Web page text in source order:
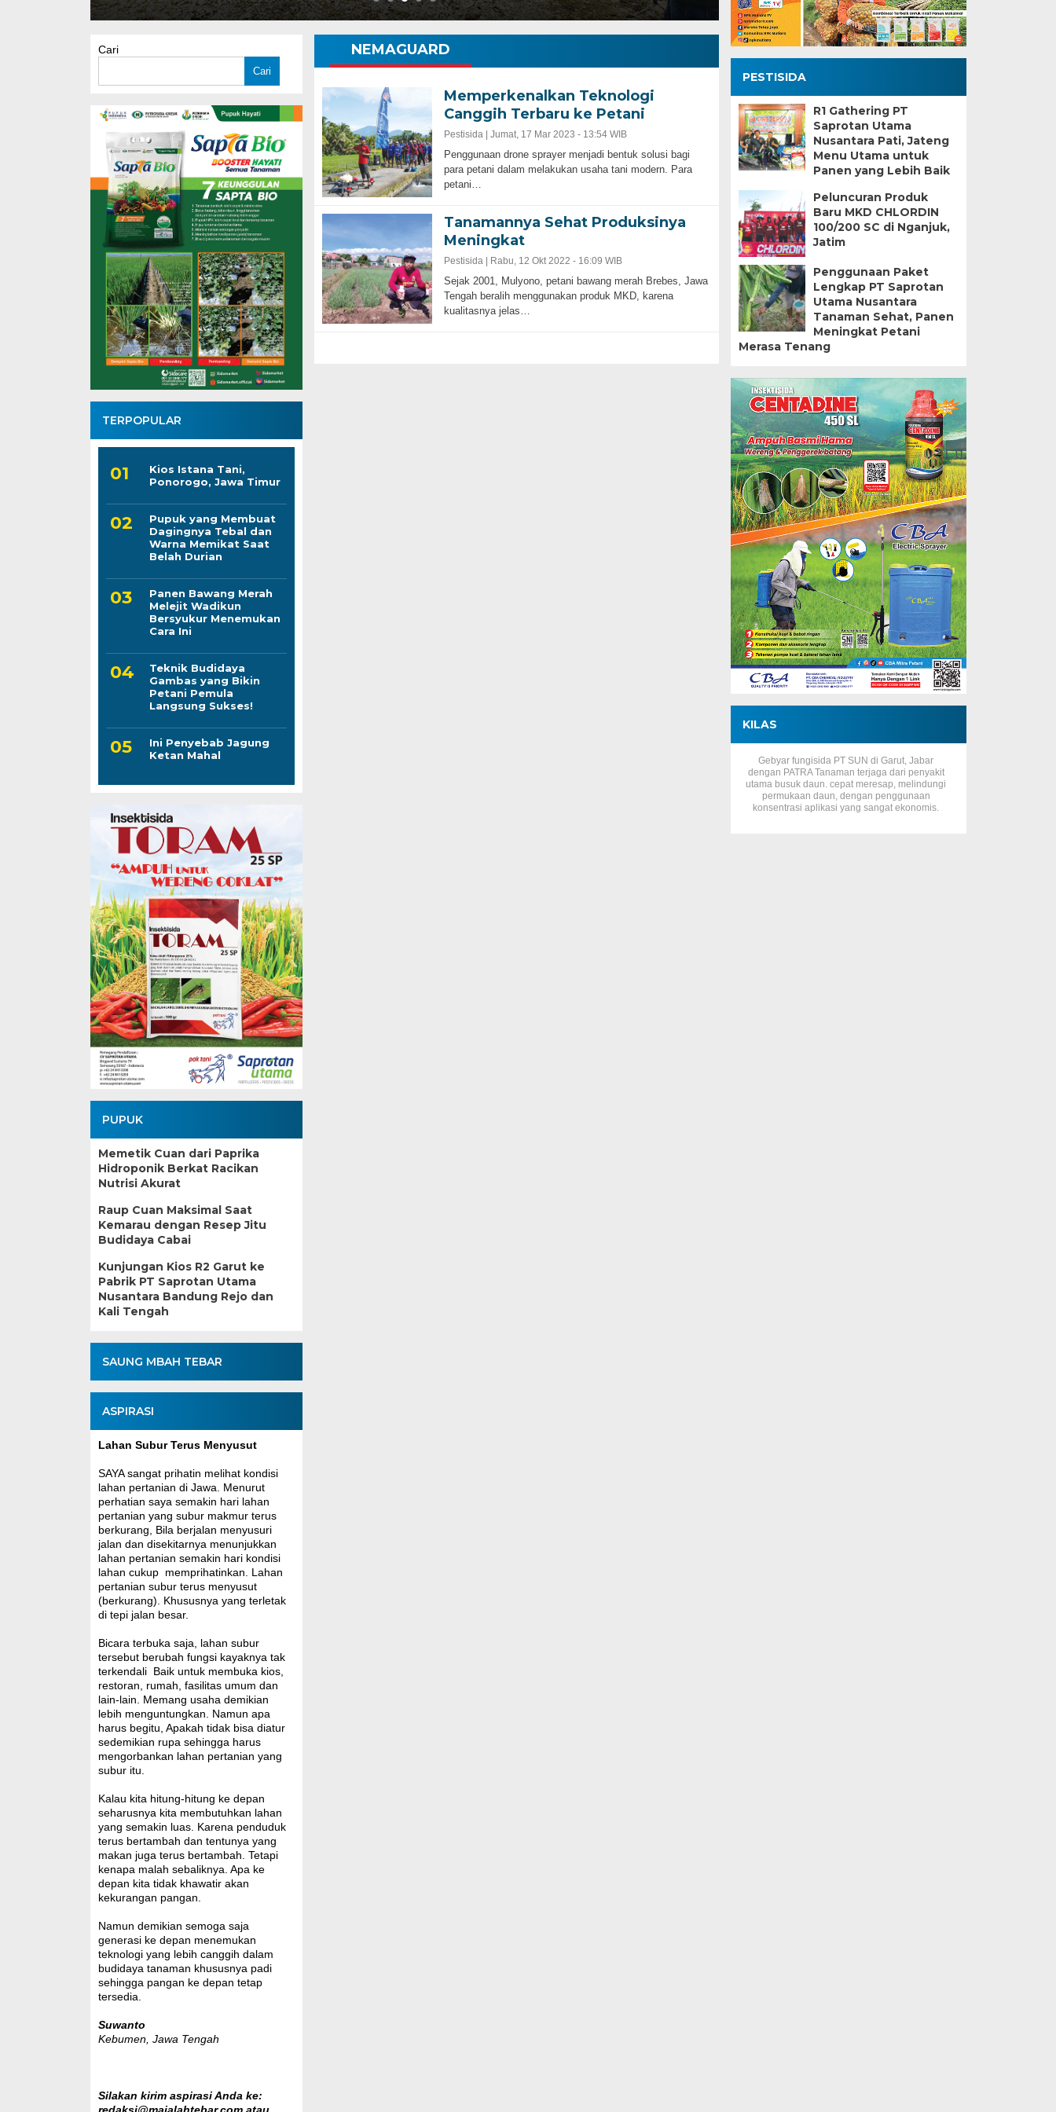
Cari
Cari
TERPOPULAR
Kios Istana Tani,
Ponorogo, Jawa Timur
Pupuk yang Membuat
Dagingnya Tebal dan
Warna Memikat Saat
Belah Durian
Panen Bawang Merah
Melejit Wadikun
Bersyukur Menemukan
Cara Ini
Teknik Budidaya
Gambas yang Bikin
Petani Pemula
Langsung Sukses!
Ini Penyebab Jagung
Ketan Mahal
PUPUK
Memetik Cuan dari Paprika
Hidroponik Berkat Racikan
Nutrisi Akurat
Raup Cuan Maksimal Saat
Kemarau dengan Resep Jitu
Budidaya Cabai
Kunjungan Kios R2 Garut ke
Pabrik PT Saprotan Utama
Nusantara Bandung Rejo dan
Kali Tengah
SAUNG MBAH TEBAR
ASPIRASI
Lahan Subur Terus Menyusut
SAYA sangat prihatin melihat kondisi
lahan pertanian di Jawa. Menurut
perhatian saya semakin hari lahan
pertanian yang subur makmur terus
berkurang, Bila berjalan menyusuri
jalan dan disekitarnya menunjukkan
lahan pertanian semakin hari kondisi
lahan cukup memprihatinkan. Lahan
pertanian subur terus menyusut
(berkurang). Khususnya yang terletak
di tepi jalan besar.
Bicara terbuka saja, lahan subur
tersebut berubah fungsi kayaknya tak
terkendali Baik untuk membuka kios,
restoran, rumah, fasilitas umum dan
lain-lain. Memang usaha demikian
lebih menguntungkan. Namun apa
harus begitu, Apakah tidak bisa diatur
sedemikian rupa sehingga harus
mengorbankan lahan pertanian yang
subur itu.
Kalau kita hitung-hitung ke depan
seharusnya kita membutuhkan lahan
yang semakin luas. Karena penduduk
terus bertambah dan tentunya yang
makan juga terus bertambah. Tetapi
kenapa malah sebaliknya. Apa ke
depan kita tidak khawatir akan
kekurangan pangan.
Namun demikian semoga saja
generasi ke depan menemukan
teknologi yang lebih canggih dalam
budidaya tanaman khususnya padi
sehingga pangan ke depan tetap
tersedia.
Suwanto
Kebumen, Jawa Tengah
Silakan kirim aspirasi Anda ke:
redaksi@majalahtebar.com atau
NEMAGUARD
Memperkenalkan Teknologi
Canggih Terbaru ke Petani
Pestisida | Jumat, 17 Mar 2023 - 13:54 WIB
Penggunaan drone sprayer menjadi bentuk solusi bagi
para petani dalam melakukan usaha tani modern. Para
petani…
Tanamannya Sehat Produksinya
Meningkat
Pestisida | Rabu, 12 Okt 2022 - 16:09 WIB
Sejak 2001, Mulyono, petani bawang merah Brebes, Jawa
Tengah beralih menggunakan produk MKD, karena
kualitasnya jelas…
PESTISIDA
R1 Gathering PT
Saprotan Utama
Nusantara Pati, Jateng
Menu Utama untuk
Panen yang Lebih Baik
Peluncuran Produk
Baru MKD CHLORDIN
100/200 SC di Nganjuk,
Jatim
Penggunaan Paket
Lengkap PT Saprotan
Utama Nusantara
Tanaman Sehat, Panen
Meningkat Petani
Merasa Tenang
KILAS
Gebyar fungisida PT SUN di Garut, Jabar
dengan PATRA Tanaman terjaga dari penyakit
utama busuk daun. cepat meresap, melindungi
permukaan daun, dengan penggunaan
konsentrasi aplikasi yang sangat ekonomis.